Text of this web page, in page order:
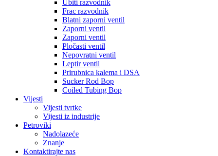
Ubiti razvodnik
Frac razvodnik
Blatni zaporni ventil
Zaporni ventil
Zaporni ventil
Pločasti ventil
Nepovratni ventil
Leptir ventil
Prirubnica kalema i DSA
Sucker Rod Bop
Coiled Tubing Bop
Vijesti
Vijesti tvrtke
Vijesti iz industrije
Petroviki
Nadolazeće
Znanje
Kontaktirajte nas